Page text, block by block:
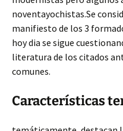
noventayochistas.Se
manifiesto de los 3
hoy dia se sigue
literatura de los citados
comunes.
Características